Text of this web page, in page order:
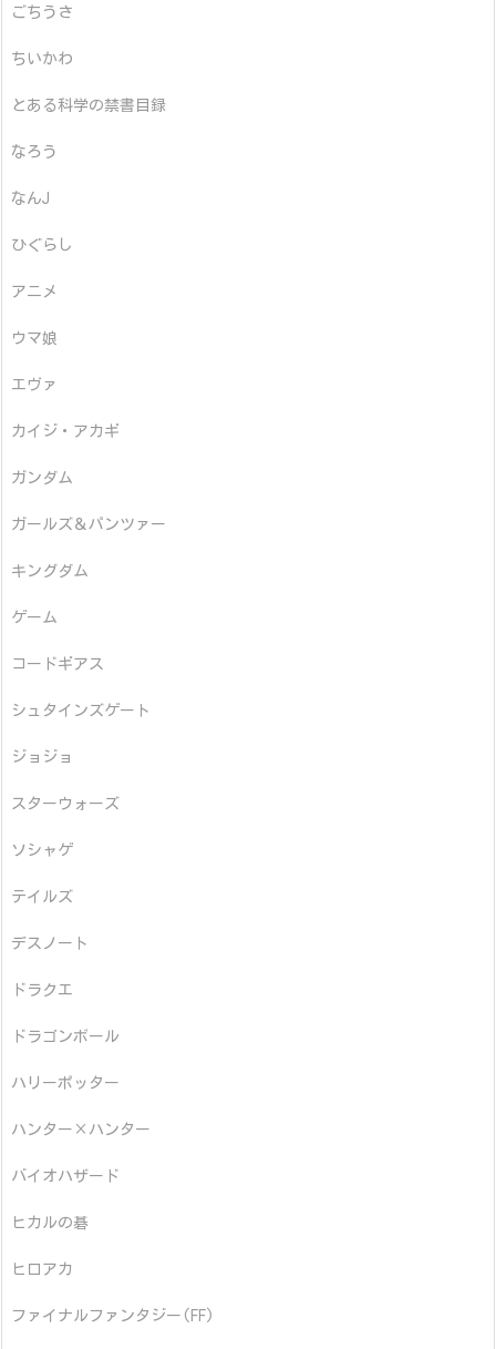
ごちうさ
ちいかわ
とある科学の禁書目録
なろう
なんJ
ひぐらし
アニメ
ウマ娘
エヴァ
カイジ・アカギ
ガンダム
ガールズ＆パンツァー
キングダム
ゲーム
コードギアス
シュタインズゲート
ジョジョ
スターウォーズ
ソシャゲ
テイルズ
デスノート
ドラクエ
ドラゴンボール
ハリーポッター
ハンター×ハンター
バイオハザード
ヒカルの碁
ヒロアカ
ファイナルファンタジー(FF)